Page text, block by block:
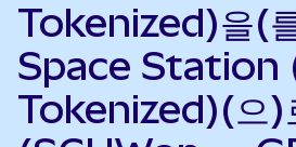
Tokenized)을(
Space Station
Tokenized)(으)